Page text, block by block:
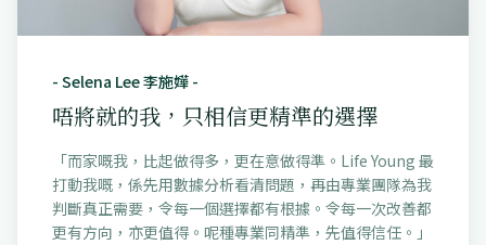
- Selena Lee 李施嬅 -
唔將就的我，只相信更精準的選擇
「而家嘅我，比起做得多，更在意做得準。Life Young 最
打動我嘅，係先用數據分析看清問題，再由專業團隊為我
判斷真正需要，令每一個選擇都有根據。令每一次改善都
更有方向，亦更值得。呢種專業同精準，先值得信任。 」